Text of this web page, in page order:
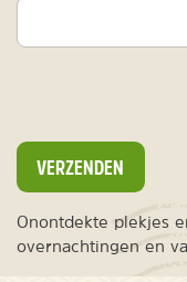
VERZENDEN
Onontdekte plekjes
overnachtingen en